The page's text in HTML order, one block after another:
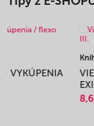
VYKÚPENIA